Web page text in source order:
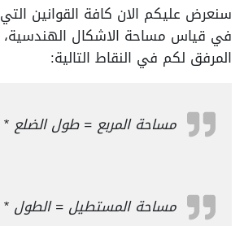
سنعرض عليكم الان كافة القوانين
في قياس مساحة الاشكال
المرفق لكم في النقاط التالية:
مساحة المربع = طول الضلع
مساحة المستطيل = الطول